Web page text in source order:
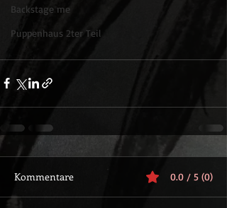
Backstage me
Puppenhaus 2ter Teil
Kommentare 0.0 / 5 (0)